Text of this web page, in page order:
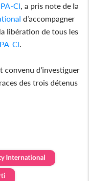
CI, a pris note de la
d’accompagner
libération de tous les
CI.
convenu d’investiguer
des trois détenus
International